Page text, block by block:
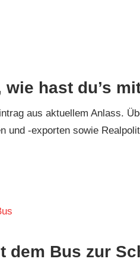
wie hast du’s
aus aktuellem Anlass.
und -exporten sowie
dem Bus zur